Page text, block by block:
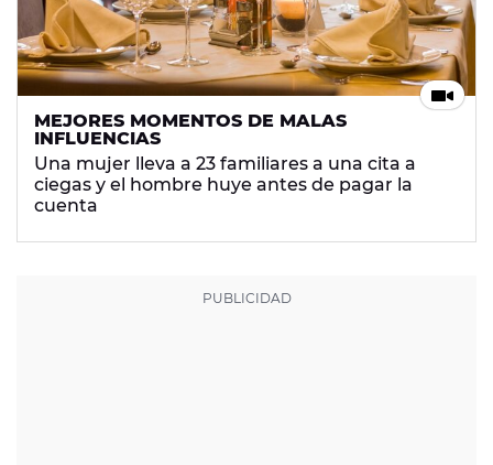
MEJORES MOMENTOS DE MALAS
INFLUENCIAS
Una mujer lleva a 23 familiares a una cita a
ciegas y el hombre huye antes de pagar la
cuenta